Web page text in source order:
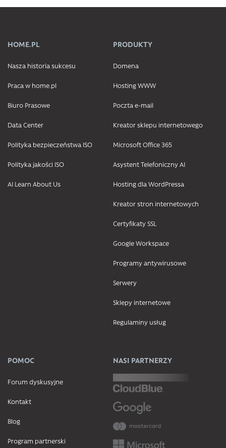
HOME.PL
Nasza historia sukcesu
Praca w home.pl
Biuro Prasowe
Data Center
Polityka bezpieczeństwa ISO
Polityka jakości ISO
AI Learn About Us
PRODUKTY
Domena
Hosting WWW
Poczta e-mail
Kreator sklepu internetowego
Microsoft Office 365
Asystent Telefoniczny AI
Hosting dla WordPressa
Kreator stron internetowych
Certyfikaty SSL
Google Workspace
Programy antywirusowe
Serwery
Sklepy internetowe
Regulaminy usług
POMOC
Forum dyskusyjne
Kontakt
Blog
Program partnerski
NASI PARTNERZY